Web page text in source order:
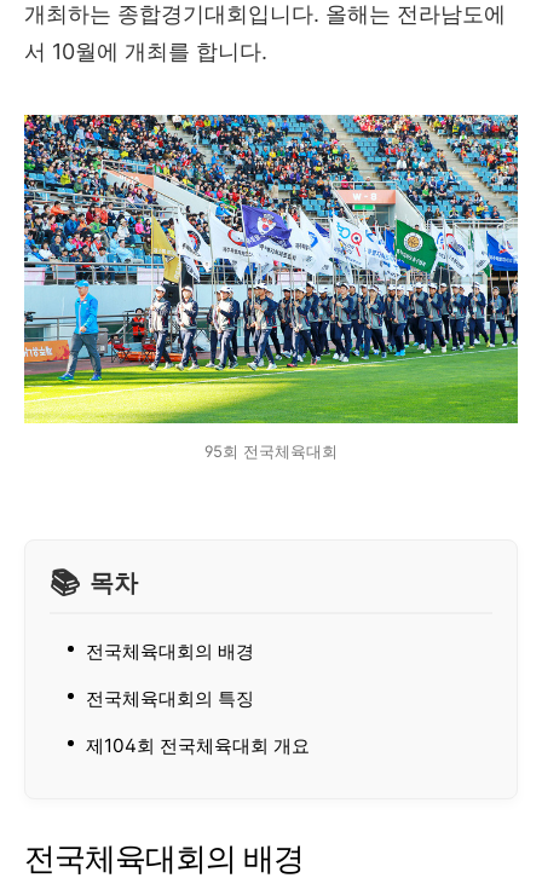
개최하는 종합경기대회입니다. 올해는 전라남도에
서 10월에 개최를 합니다.
95회 전국체육대회
목차
전국체육대회의 배경
전국체육대회의 특징
제104회 전국체육대회 개요
전국체육대회의 배경